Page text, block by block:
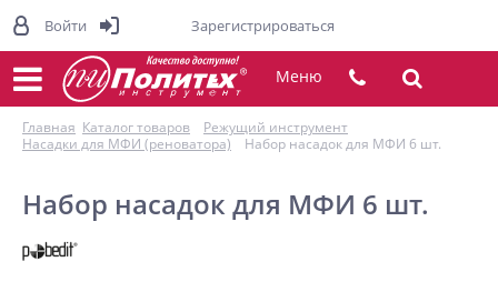
Меню
Главная Каталог товаров
Режущий инструмент
Насадки для МФИ (реноватора)
Набор насадок для МФИ 6 шт.
Набор насадок для МФИ 6 шт.
Войти Зарегистрироваться